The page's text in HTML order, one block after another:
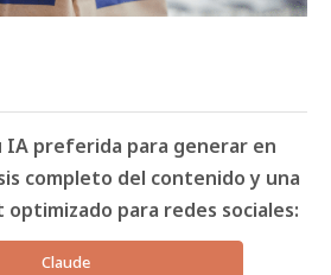
IA preferida para generar en
completo del contenido y una
para redes sociales:
Claude